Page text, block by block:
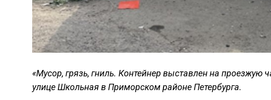
«Мусор, грязь, гниль. Контейнер выставлен на проезжую
улице Школьная в Приморском районе Петербурга.